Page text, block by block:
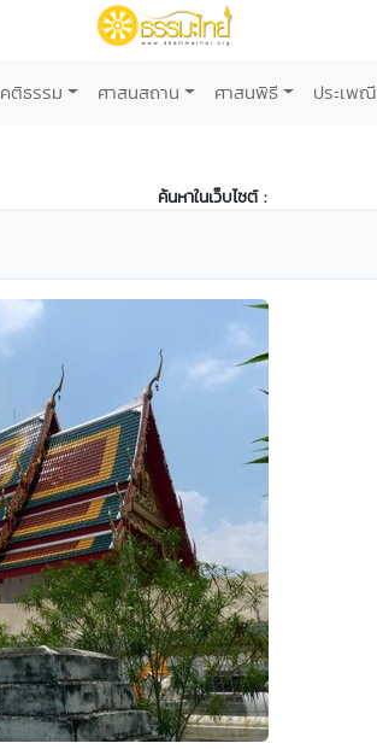
คติธรรม ศาสนสถาน ศาสนพิธี ประเพณี
ค้นหาในเว็บไซต์ :